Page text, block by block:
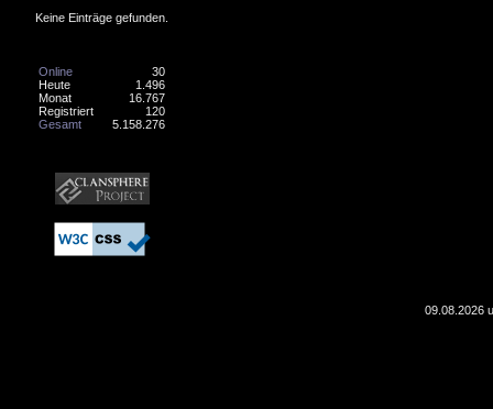
Keine Einträge gefunden.
30
Online
1.496
Heute
16.767
Monat
120
Registriert
5.158.276
Gesamt
09.08.2026